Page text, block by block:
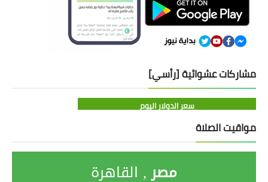
مشاركات عشوائية [رأسي]
سعر الدولار اليوم
مواقيت الصلاة